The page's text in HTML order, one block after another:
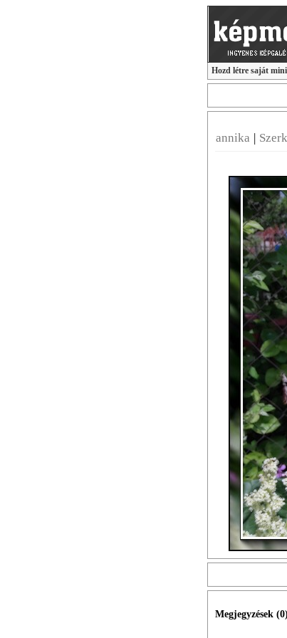
Hozd létre saját
annika |
Megjegyzések (0)